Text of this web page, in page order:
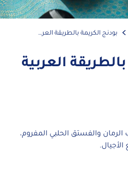
بودنج الكريمة بالطريقة العربية
العربية
والفستق الحلبي المفروم،